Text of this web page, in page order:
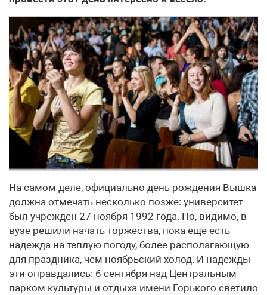
На самом деле, официально день рождения Вышка
должна отмечать несколько позже: университет
был учрежден 27 ноября 1992 года. Но, видимо, в
вузе решили начать торжества, пока еще есть
надежда на теплую погоду, более располагающую
для праздника, чем ноябрьский холод. И надежды
эти оправдались: 6 сентября над Центральным
парком культуры и отдыха имени Горького светило